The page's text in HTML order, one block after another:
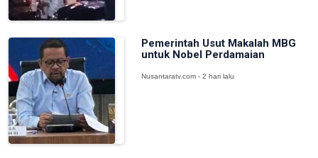
Pemerintah Usut Makalah MBG
untuk Nobel Perdamaian
Nusantaratv.com - 2 hari lalu